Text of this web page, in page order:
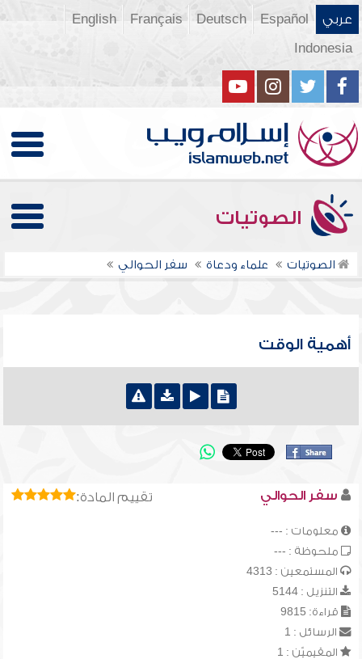
عربي Español
Deutsch
Français
English
Indonesia
الصوتيات
الصوتيات علماء ودعاة سفر الحوالي
أهمية الوقت
تقييم المادة: سفر الحوالي
معلومات : ---
ملحوظة : ---
المستمعين : 4313
التنزيل : 5144
قراءة: 9815
الرسائل : 1
المقيميّن : 1